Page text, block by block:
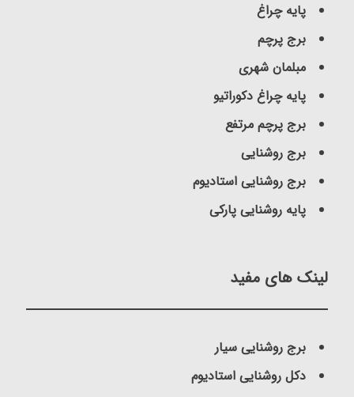
پایه چراغ
برج پرچم
مبلمان شهری
پایه چراغ دکوراتیو
برج پرچم مرتفع
برج روشنایی
برج روشنایی استادیوم
پایه روشنایی پارکی
لینک های مفید
برج روشنایی سیار
دکل روشنایی استادیوم